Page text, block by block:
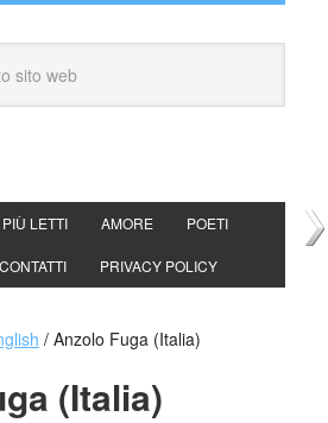
PIÙ LETTI AMORE POETI
CONTATTI PRIVACY POLICY
/Anzolo Fuga (Italia)
(Italia)